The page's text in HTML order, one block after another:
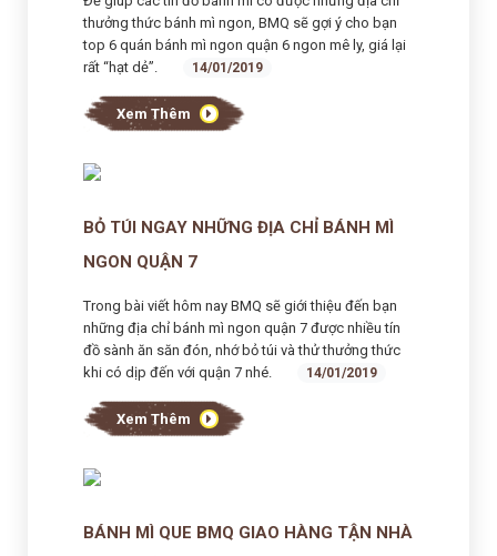
thưởng thức bánh mì ngon, BMQ sẽ gợi ý cho bạn
top 6 quán bánh mì ngon quận 6 ngon mê ly, giá lại
rất “hạt dẻ”.
14/01/2019
Xem Thêm
BỎ TÚI NGAY NHỮNG ĐỊA CHỈ BÁNH MÌ
NGON QUẬN 7
Trong bài viết hôm nay BMQ sẽ giới thiệu đến bạn
những địa chỉ bánh mì ngon quận 7 được nhiều tín
đồ sành ăn săn đón, nhớ bỏ túi và thử thưởng thức
khi có dịp đến với quận 7 nhé.
14/01/2019
Xem Thêm
BÁNH MÌ QUE BMQ GIAO HÀNG TẬN NHÀ